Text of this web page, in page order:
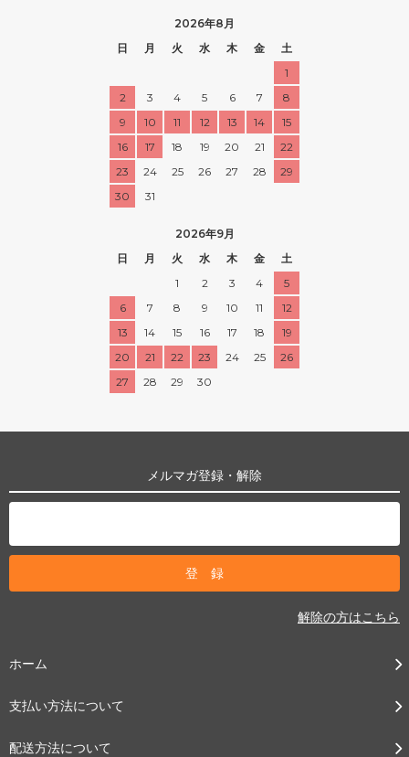
2026年8月
日
月 火 水 木 金
土
1
2
3 4 5 6 7
8
9
10 11 12 13 14
15
16
17 18 19 20 21
22
23
24 25 26 27 28
29
30
31
2026年9月
日
月 火 水 木 金
土
1
2 3 4
5
6
7 8 9 10 11
12
13
14 15 16 17 18
19
20
21 22 23 24 25
26
27
28 29 30
メルマガ登録・解除
解除の方はこちら
ホーム
支払い方法について
配送方法について